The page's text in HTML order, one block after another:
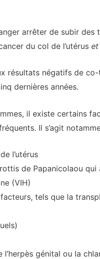
arrêter de subir des
du col de l’utérus et
résultats négatifs de
dernières années.
il existe certains
Il s’agit
l’utérus
de Papanicolaou
(VIH)
tels que la
génital ou la